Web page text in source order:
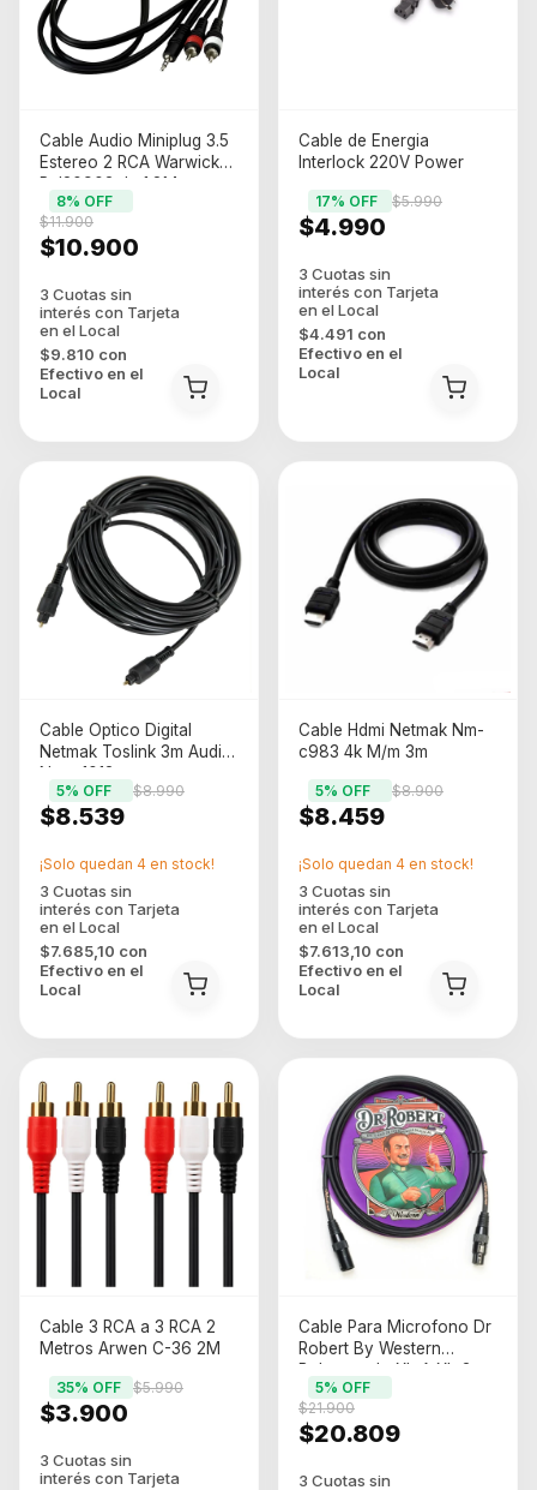
Cable Audio Miniplug 3.5
Estereo 2 RCA Warwick
Rcl20903 de 1.8M
Profesional
$10.900
$11.900
8% OFF
$9.810 con
Efectivo en el
Local
Cable de Energia
Interlock 220V Power
$4.990
$5.990
17% OFF
$4.491 con
Efectivo en el
Local
Cable Optico Digital
Netmak Toslink 3m Audio
Nm-c1013
$8.539
$8.990
5% OFF
$7.685,10 con
Efectivo en el
Local
¡Solo quedan 4 en stock!
Cable Hdmi Netmak Nm-
c983 4k M/m 3m
$8.459
$8.900
5% OFF
$7.613,10 con
Efectivo en el
Local
¡Solo quedan 4 en stock!
Cable 3 RCA a 3 RCA 2
Metros Arwen C-36 2M
$3.900
$5.990
35% OFF
Cable Para Microfono Dr
Robert By Western
Balanceado Xlr A Xlr 3
Metros
$20.809
$21.900
5% OFF